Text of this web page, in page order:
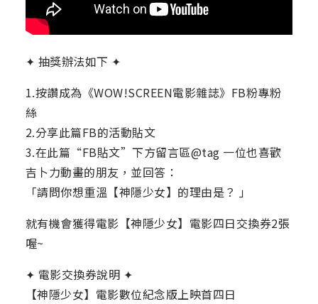
✦ 抽獎辦法如下 ✦⁣ ​ ​ ​ ​
1.按讚成為《WOW!SCREEN電影雜誌》FB粉專粉
絲
2.​分享此篇FB的活動貼文
3.在此篇“FB貼文”下方留言區@tag 一位也喜歡
吉卜力動畫的朋友，並回答：
「請問你想重溫【神隱少女】的理由是？ 」 ​ ​ ​ ​
就有機會獲得電影【神隱少女】電影四日交換券2張
喔~
✦ 電影交換券說明 ✦
【神隱少女】電影數位紀念版上映首四日